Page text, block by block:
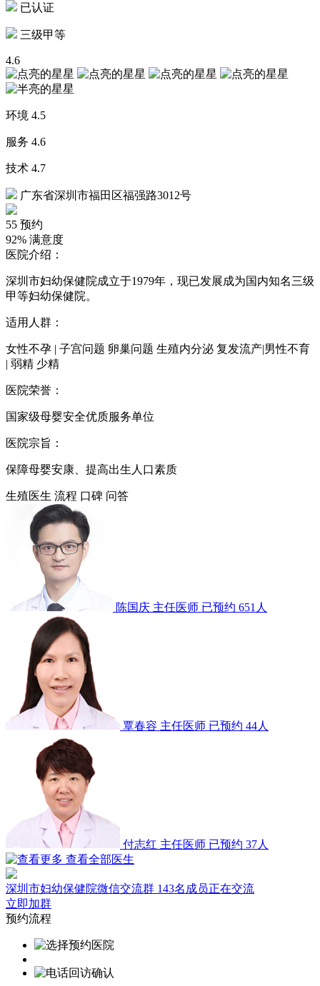
已认证
三级甲等
4.6
环境 4.5
服务 4.6
技术 4.7
广东省深圳市福田区福强路3012号
55 预约
92% 满意度
医院介绍：
深圳市妇幼保健院成立于1979年，现已发展成为国内知名三级
甲等妇幼保健院。
适用人群：
女性不孕 | 子宫问题 卵巢问题 生殖内分泌 复发流产|男性不育
| 弱精 少精
医院荣誉：
国家级母婴安全优质服务单位
医院宗旨：
保障母婴安康、提高出生人口素质
生殖医生 流程 口碑 问答
陈国庆 主任医师 已预约 651人
覃春容 主任医师 已预约 44人
付志红 主任医师 已预约 37人
查看全部医生
深圳市妇幼保健院微信交流群 143名成员正在交流
立即加群
预约流程